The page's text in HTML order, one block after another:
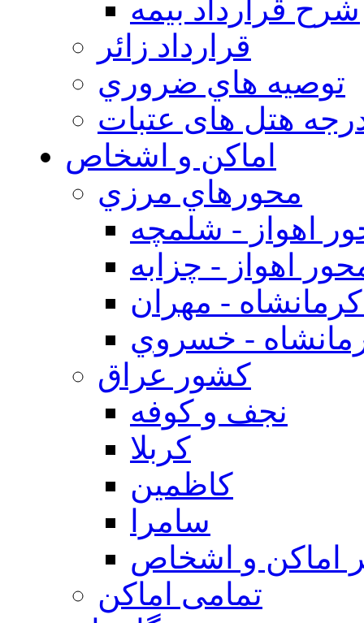
شرح قرارداد بیمه
قرارداد زائر
توصيه هاي ضروري
هتل های عتبات
اماکن و اشخاص
محورهاي مرزي
اهواز - شلمچه
اهواز - چزابه
- مهران
- خسروي
كشور عراق
نجف و كوفه
كربلا
كاظمين
سامرا
اماكن و اشخاص
تمامی اماکن